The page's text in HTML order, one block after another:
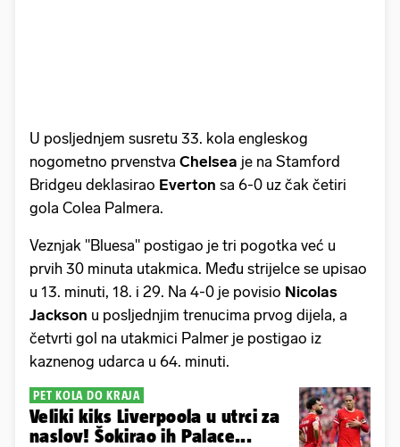
U posljednjem susretu 33. kola engleskog
nogometno prvenstva Chelsea je na Stamford
Bridgeu deklasirao Everton sa 6-0 uz čak četiri
gola Colea Palmera.
Veznjak "Bluesa" postigao je tri pogotka već u
prvih 30 minuta utakmica. Među strijelce se upisao
u 13. minuti, 18. i 29. Na 4-0 je povisio Nicolas
Jackson u posljednjim trenucima prvog dijela, a
četvrti gol na utakmici Palmer je postigao iz
kaznenog udarca u 64. minuti.
PET KOLA DO KRAJA
Veliki kiks Liverpoola u utrci za
naslov! Šokirao ih Palace...